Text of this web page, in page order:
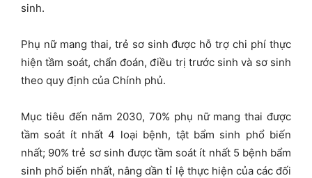
sinh.
Phụ nữ mang thai, trẻ sơ sinh được hỗ trợ chi phí thực
hiện tầm soát, chẩn đoán, điều trị trước sinh và sơ sinh
theo quy định của Chính phủ.
Mục tiêu đến năm 2030, 70% phụ nữ mang thai được
tầm soát ít nhất 4 loại bệnh, tật bẩm sinh phổ biến
nhất; 90% trẻ sơ sinh được tầm soát ít nhất 5 bệnh bẩm
sinh phổ biến nhất, nâng dần tỉ lệ thực hiện của các đối